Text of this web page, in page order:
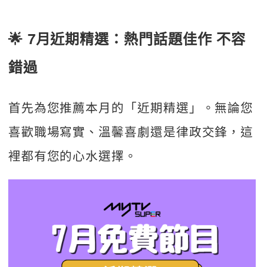
🌟 7月近期精選：熱門話題佳作 不容
錯過
首先為您推薦本月的「近期精選」。無論您
喜歡職場寫實、溫馨喜劇還是律政交鋒，這
裡都有您的心水選擇。